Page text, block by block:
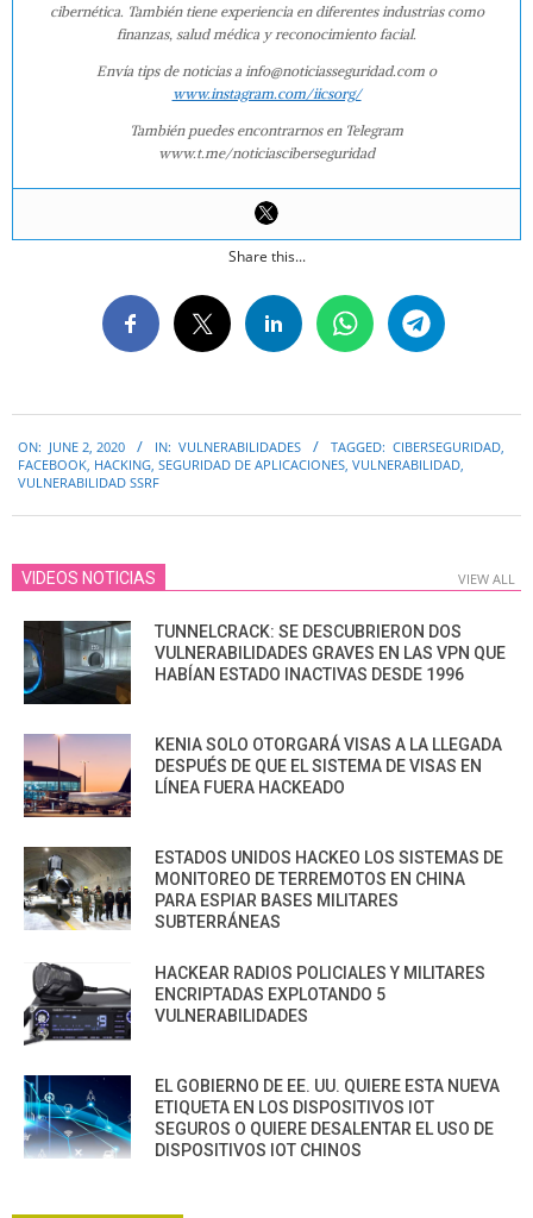
cibernética. También tiene experiencia en diferentes industrias como
finanzas, salud médica y reconocimiento facial.
Envía tips de noticias a info@noticiasseguridad.com o
www.instagram.com/iicsorg/
También puedes encontrarnos en Telegram
www.t.me/noticiasciberseguridad
Share this...
06-
02
ON: JUNE 2, 2020 IN: VULNERABILIDADES TAGGED: CIBERSEGURIDAD,
FACEBOOK, HACKING, SEGURIDAD DE APLICACIONES, VULNERABILIDAD,
VULNERABILIDAD SSRF
VIDEOS NOTICIAS VIEW ALL
TUNNELCRACK: SE DESCUBRIERON DOS
VULNERABILIDADES GRAVES EN LAS VPN QUE
HABÍAN ESTADO INACTIVAS DESDE 1996
KENIA SOLO OTORGARÁ VISAS A LA LLEGADA
DESPUÉS DE QUE EL SISTEMA DE VISAS EN
LÍNEA FUERA HACKEADO
ESTADOS UNIDOS HACKEO LOS SISTEMAS DE
MONITOREO DE TERREMOTOS EN CHINA
PARA ESPIAR BASES MILITARES
SUBTERRÁNEAS
HACKEAR RADIOS POLICIALES Y MILITARES
ENCRIPTADAS EXPLOTANDO 5
VULNERABILIDADES
EL GOBIERNO DE EE. UU. QUIERE ESTA NUEVA
ETIQUETA EN LOS DISPOSITIVOS IOT
SEGUROS O QUIERE DESALENTAR EL USO DE
DISPOSITIVOS IOT CHINOS